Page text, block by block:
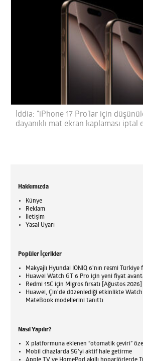
İddia: “iPhone 17 Pro’lar için
dayanıklı mat ekran kaplaması iptal
Hakkımızda
Künye
Reklam
İletişim
Yasal Uyarı
Popüler İçerikler
Makyajlı Hyundai IONIQ 6'nın resmi Türkiye
Huawei Watch GT 6 Pro için yeni fiyat
Redmi 15C için Migros fırsatı [Ağustos 2026]
Huawei, Çin'de düzenlediği etkinlikte Watch
MateBook modellerini tanıttı
Nasıl Yapılır?
X platformuna eklenen “otomatik çeviri”
Mobil cihazlarda 5G’yi aktif hale getirme